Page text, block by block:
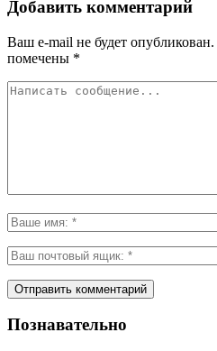
Добавить комментарий
Ваш e-mail не будет опубликован.
помечены *
Познавательно